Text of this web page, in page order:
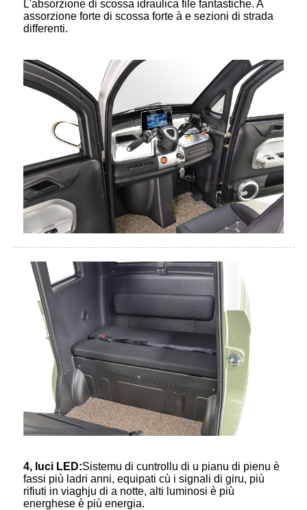
L'absorzione di scossa idraulica file fantastiche. A
assorzione forte di scossa forte à e sezioni di strada
differenti.
4, luci LED:Sistemu di cuntrollu di u pianu di pienu è
fassi più ladri anni, equipati cù i signali di giru, più
rifiuti in viaghju di a notte, alti luminosi è più
energhese è più energia.